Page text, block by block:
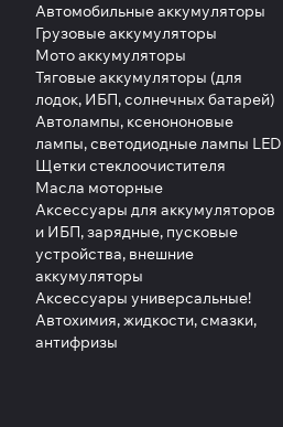
Автомобильные аккумуляторы
Грузовые аккумуляторы
Мото аккумуляторы
Тяговые аккумуляторы (для
лодок, ИБП, солнечных батарей)
Автолампы, ксенононовые
лампы, светодиодные лампы LED
Щетки стеклоочистителя
Масла моторные
Аксессуары для аккумуляторов
и ИБП, зарядные, пусковые
устройства, внешние
аккумуляторы
Аксессуары универсальные!
Автохимия, жидкости, смазки,
антифризы